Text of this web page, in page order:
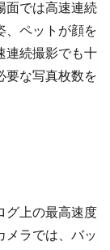
面では高速連続
、ペットが顔を
連続撮影でも十
要な写真枚数を
グ上の最高速度
メラでは、バッ